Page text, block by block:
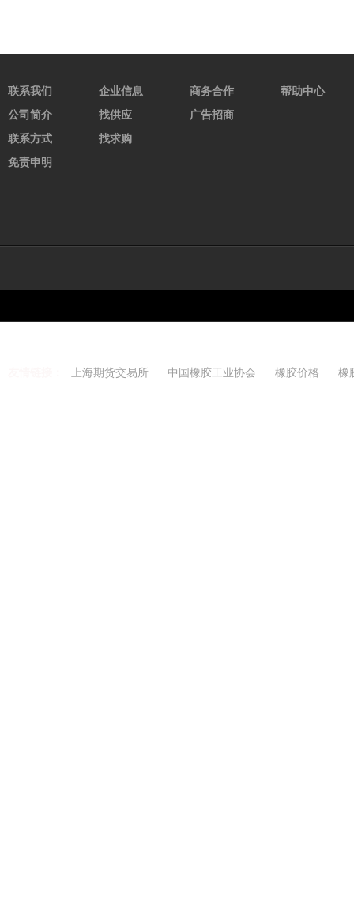
联系我们
公司简介
联系方式
免责申明
企业信息
找供应
找求购
商务合作
广告招商
帮助中心
上海期货交易所 中国橡胶工业协会 橡胶价格 橡